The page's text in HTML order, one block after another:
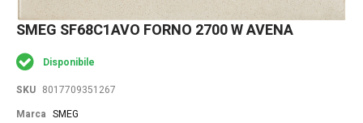
Skip
the
beginning
the
images
SMEG SF68C1AVO FORNO 2700 W AVENA
Disponibile
SKU 8017709351267
Marca SMEG